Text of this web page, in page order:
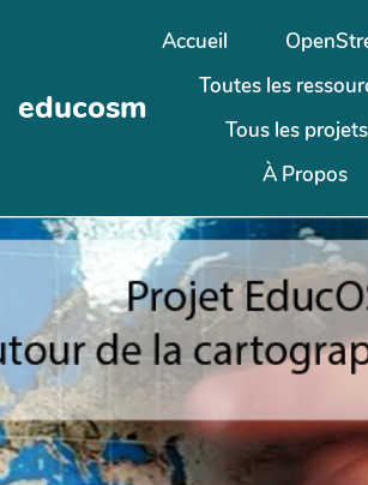
Aller au contenu principal
educosm
Accueil
Toutes les
Tous les projets
À Propos